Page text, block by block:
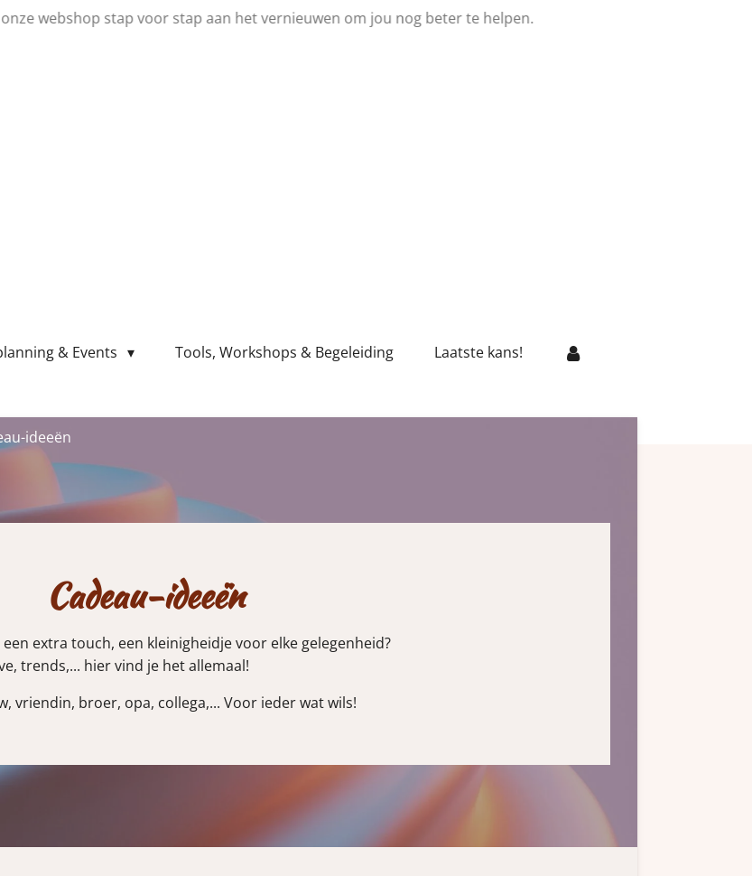
webshop stap voor stap aan het vernieuwen om jou nog beter te helpen.
& Events Tools, Workshops & Begeleiding Laatste kans!
ideeën
Cadeau-ideeën
extra touch, een kleinigheidje voor elke gelegenheid?
trends,... hier vind je het allemaal!
vriendin, broer, opa, collega,... Voor ieder wat wils!